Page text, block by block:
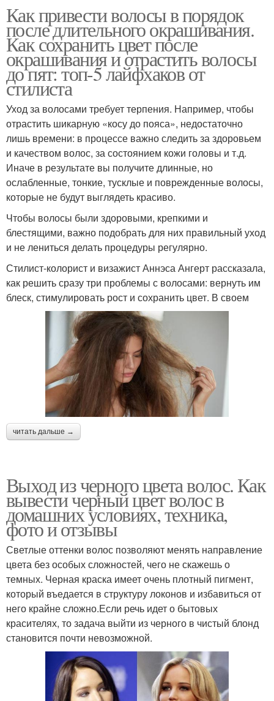
Как привести волосы в порядок
после длительного окрашивания.
Как сохранить цвет после
окрашивания и отрастить волосы
до пят: топ-5 лайфхаков от
стилиста
Уход за волосами требует терпения. Например, чтобы
отрастить шикарную «косу до пояса», недостаточно
лишь времени: в процессе важно следить за здоровьем
и качеством волос, за состоянием кожи головы и т.д.
Иначе в результате вы получите длинные, но
ослабленные, тонкие, тусклые и поврежденные волосы,
которые не будут выглядеть красиво.
Чтобы волосы были здоровыми, крепкими и
блестящими, важно подобрать для них правильный уход
и не лениться делать процедуры регулярно.
Стилист-колорист и визажист Аннэса Ангерт рассказала,
как решить сразу три проблемы с волосами: вернуть им
блеск, стимулировать рост и сохранить цвет. В своем
читать дальше →
Выход из черного цвета волос. Как
вывести черный цвет волос в
домашних условиях, техника,
фото и отзывы
Светлые оттенки волос позволяют менять направление
цвета без особых сложностей, чего не скажешь о
темных. Черная краска имеет очень плотный пигмент,
который въедается в структуру локонов и избавиться от
него крайне сложно.Если речь идет о бытовых
красителях, то задача выйти из черного в чистый блонд
становится почти невозможной.